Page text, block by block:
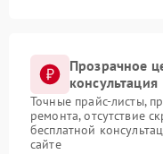
Прозрачное
консультация
Точные прайс-листы,
ремонта, отсутствие
бесплатной
сайте